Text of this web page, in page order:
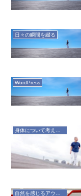
日々の瞬間を綴る
WordPress
身体について考えてみる